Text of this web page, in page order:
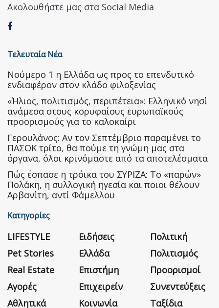
Ακολουθήστε μας στα Social Media
Τελευταία Νέα
Nούμερο 1 η Ελλάδα ως προς το επενδυτικό
ενδιαφέρον στον κλάδο φιλοξενίας
«Ήλιος, πολιτισμός, περιπέτεια»: Ελληνικό νησί
ανάμεσα στους κορυφαίους ευρωπαϊκούς
προορισμούς για το καλοκαίρι
Γερουλάνος: Αν τον Σεπτέμβριο παραμένει το
ΠΑΣΟΚ τρίτο, θα πούμε τη γνώμη μας στα
όργανα, όλοι κρινόμαστε από τα αποτελέσματα
Πώς έσπασε η τρόικα του ΣΥΡΙΖΑ: Το «παρών»
Πολάκη, η συλλογική ηγεσία και ποιοι θέλουν
Αρβανίτη, αντί Φάμελλου
Κατηγορίες
LIFESTYLE
Pet Stories
Real Estate
Αγορές
Αθλητικά
Ειδήσεις
Ελλάδα
Επιστήμη
Επιχειρείν
Κοινωνία
Πολιτική
Πολιτισμός
Προορισμοί
Συνεντεύξεις
Ταξίδια